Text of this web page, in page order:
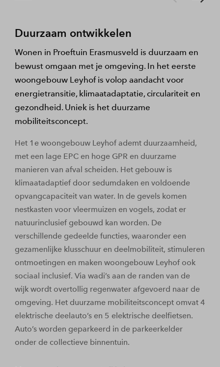
Duurzaam ontwikkelen
Wonen in Proeftuin Erasmusveld is duurzaam en
bewust omgaan met je omgeving. In het eerste
woongebouw Leyhof is volop aandacht voor
energietransitie, klimaatadaptatie, circulariteit en
gezondheid. Uniek is het duurzame
mobiliteitsconcept.
Het 1e woongebouw Leyhof ademt duurzaamheid,
met een lage EPC en hoge GPR en duurzame
manieren van afval scheiden. Het gebouw is
klimaatadaptief door sedumdaken en voldoende
opvangcapaciteit van water. In de gevels komen
nestkasten voor vleermuizen en vogels, zodat er
natuurinclusief gebouwd kan worden. De
verschillende gedeelde functies, waaronder een
gezamenlijke klusschuur en deelmobiliteit, stimuleren
ontmoetingen en maken woongebouw Leyhof ook
sociaal inclusief. Via wadi’s aan de randen van de
wijk wordt overtollig regenwater afgevoerd naar de
omgeving. Het duurzame mobiliteitsconcept omvat 4
elektrische deelauto’s en 5 elektrische deelfietsen.
Auto’s worden geparkeerd in de parkeerkelder
onder de collectieve binnentuin.